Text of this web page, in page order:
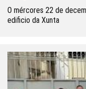
O mércores 22 de
edificio da Xunta